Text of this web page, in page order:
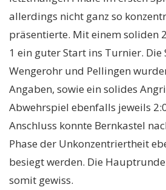
allerdings nicht ganz so
präsentierte. Mit einem soliden
1 ein guter Start ins Turnier. Die
Wengerohr und Pellingen
Angaben, sowie ein solides
Abwehrspiel ebenfalls jeweils
Anschluss konnte Bernkastel
Phase der Unkonzentriertheit
besiegt werden. Die Hauptrunde
somit gewiss.